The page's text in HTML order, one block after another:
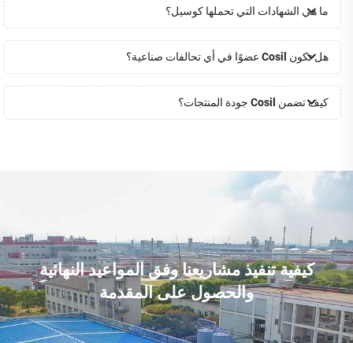
ما هي الشهادات التي تحملها كوسيل؟
هل تكون Cosil عضوًا في أي تحالفات صناعية؟
كيف تضمن Cosil جودة المنتجات؟
كيفية تنفيذ مشاريعنا وفق المواعيد النهائية
والحصول على المقدمة